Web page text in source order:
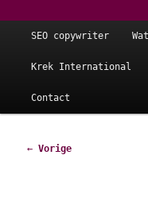
Hoofdmenu
SEO copywriter
Krek International
Contact
Bericht
← Vorige